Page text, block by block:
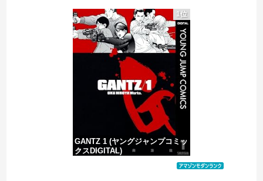
ジャンポケ斎藤と代理人のやりとり、「地獄すぎて完全にコントになってる……」と衝撃を受ける人が続出中
|●|「私は入りません、 事故起こさなきゃいい」と保険加入を勧められた推し活民が反発、保険代が勿体無いし事故起こしたとして……
韓国の新築マンション、築１年半でテラスが丸ごと落下ｗｗｗｗｗ
1位
GANTZ 1 (ヤングジャンプコミッ
クスDIGITAL)
価格：¥100